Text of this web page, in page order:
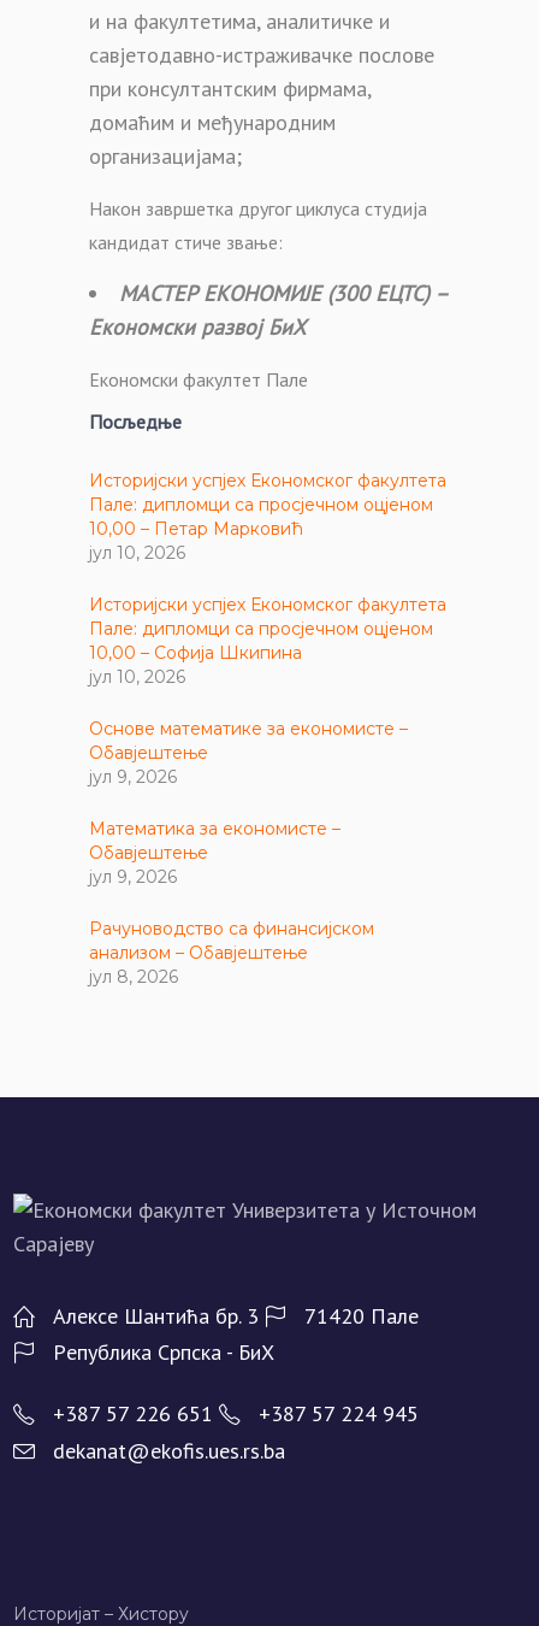
и на факултетима, аналитичке и
савјетодавно-истраживачке послове
при консултантским фирмама,
домаћим и међународним
организацијама;
Након завршетка другог циклуса студија
кандидат стиче звање:
МАСТЕР ЕКОНОМИЈЕ (300 ЕЦТС) –
Економски развој БиХ
Економски факултет Пале
Посљедње
Историјски успјех Економског факултета
Пале: дипломци са просјечном оцјеном
10,00 – Петар Марковић
јул 10, 2026
Историјски успјех Економског факултета
Пале: дипломци са просјечном оцјеном
10,00 – Софија Шкипина
јул 10, 2026
Основе математике за економисте –
Обавјештење
јул 9, 2026
Математика за економисте –
Обавјештење
јул 9, 2026
Рачуноводство са финансијском
анализом – Обавјештење
јул 8, 2026
Алeксe Шантића бр. 3
71420 Палe
Рeпублика Српска - БиХ
+387 57 226 651
+387 57 224 945
dekanat@ekofis.ues.rs.ba
Историјат – Хисторy